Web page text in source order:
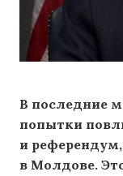
В последние
попытки
и
в Молдове.